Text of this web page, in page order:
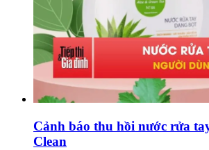
Cảnh báo thu hồi nước rửa
Clean